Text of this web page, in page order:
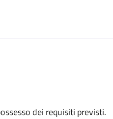
dei requisiti previsti.